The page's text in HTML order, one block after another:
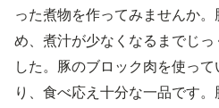
った煮物を作ってみませんか
め、煮汁が少なくなるまでじ
した。豚のブロック肉を使っ
り、食べ応え十分な一品です